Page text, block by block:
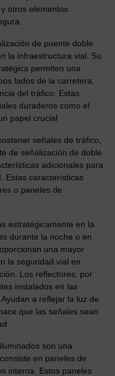
otros elementos
de puente doble
la infraestructura vial. Su
permiten una
lados de la carretera,
del tráfico. Estas
duraderos como el
papel crucial
señales de tráfico,
de señalización de doble
adicionales para
Estas características
o paneles de
estratégicamente en la
durante la noche o en
una mayor
la seguridad vial en
Los reflectores, por
instalados en las
a reflejar la luz de
que las señales sean
son una
en paneles de
interna. Estos paneles